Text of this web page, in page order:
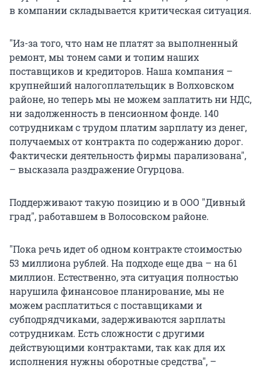
в компании складывается критическая ситуация.
"Из-за того, что нам не платят за выполненный
ремонт, мы тонем сами и топим наших
поставщиков и кредиторов. Наша компания –
крупнейший налогоплательщик в Волховском
районе, но теперь мы не можем заплатить ни НДС,
ни задолженность в пенсионном фонде. 140
сотрудникам с трудом платим зарплату из денег,
получаемых от контракта по содержанию дорог.
Фактически деятельность фирмы парализована",
– высказала раздражение Огурцова.
Поддерживают такую позицию и в ООО "Дивный
град", работавшем в Волосовском районе.
"Пока речь идет об одном контракте стоимостью
53 миллиона рублей. На подходе еще два – на 61
миллион. Естественно, эта ситуация полностью
нарушила финансовое планирование, мы не
можем расплатиться с поставщиками и
субподрядчиками, задерживаются зарплаты
сотрудникам. Есть сложности с другими
действующими контрактами, так как для их
исполнения нужны оборотные средства", –